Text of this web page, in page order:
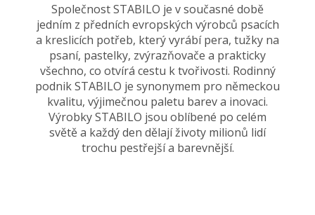
Společnost STABILO je v současné době
jedním z předních evropských výrobců psacích
a kreslicích potřeb, který vyrábí pera, tužky na
psaní, pastelky, zvýrazňovače a prakticky
všechno, co otvírá cestu k tvořivosti. Rodinný
podnik STABILO je synonymem pro německou
kvalitu, výjimečnou paletu barev a inovaci.
Výrobky STABILO jsou oblíbené po celém
světě a každý den dělají životy milionů lidí
trochu pestřejší a barevnější.